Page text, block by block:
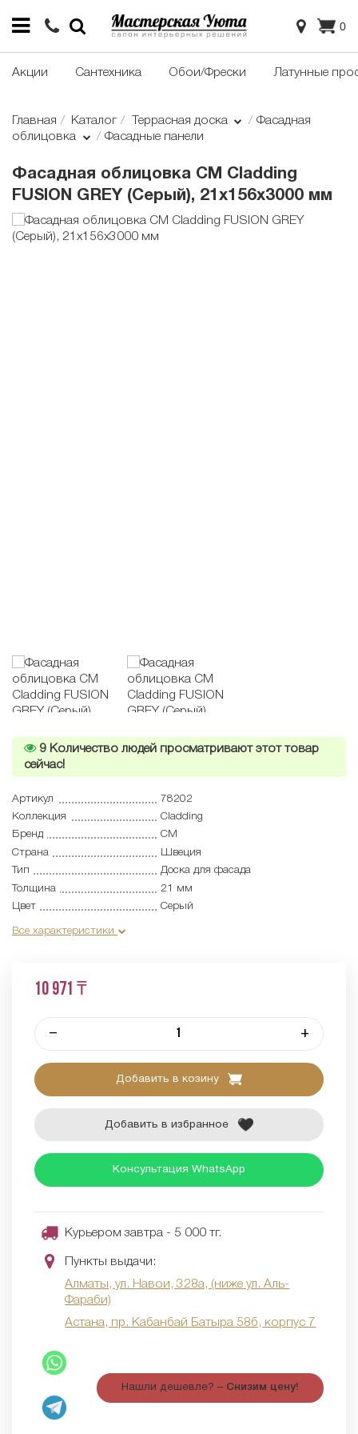
0
Акции Сантехника Обои/Фрески Латунные
Главная Каталог Террасная доска
Фасадная
облицовка
Фасадные панели
Фасадная облицовка CM Cladding
FUSION GREY (Серый), 21x156x3000 мм
9 Количество людей просматривают этот товар
сейчас!
Артикул
78202
Коллекция
Cladding
Бренд
CM
Страна
Швеция
Тип
Доска для фасада
Толщина
21 мм
Цвет
Серый
Все характеристики
10 971 ₸
– +
Добавить в козину
Добавить в избранное
Консультация WhatsApp
Курьером завтра - 5 000 тг.
Пункты выдачи:
Алматы, ул. Навои, 328а, (ниже ул. Аль-
Фараби)
Астана, пр. Кабанбай Батыра 58б, корпус 7
Нашли дешевле? – Снизим цену!